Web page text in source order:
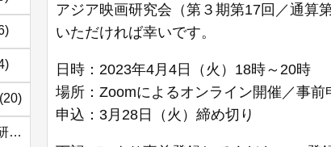
(20)
ドキュメンタリードラマ研究会
アジア映画研究会（第３期第17回／通算
いただければ幸いです。
日時：2023年4月4日（火）18時～20時
場所：Zoomによるオンライン開催／事前
申込：3月28日（火）締め切り